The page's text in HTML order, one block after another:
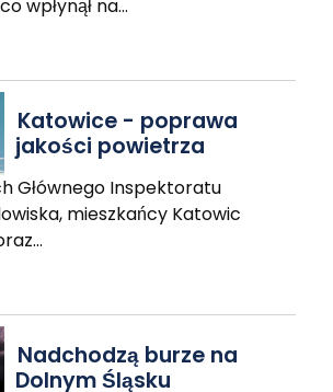
wpłynął na…
Katowice - poprawa
jakości powietrza
Głównego Inspektoratu
mieszkańcy Katowic
…
Nadchodzą burze na
Dolnym Śląsku